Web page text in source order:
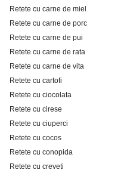
Retete cu carne de miel
Retete cu carne de porc
Retete cu carne de pui
Retete cu carne de rata
Retete cu carne de vita
Retete cu cartofi
Retete cu ciocolata
Retete cu cirese
Retete cu ciuperci
Retete cu cocos
Retete cu conopida
Retete cu creveti